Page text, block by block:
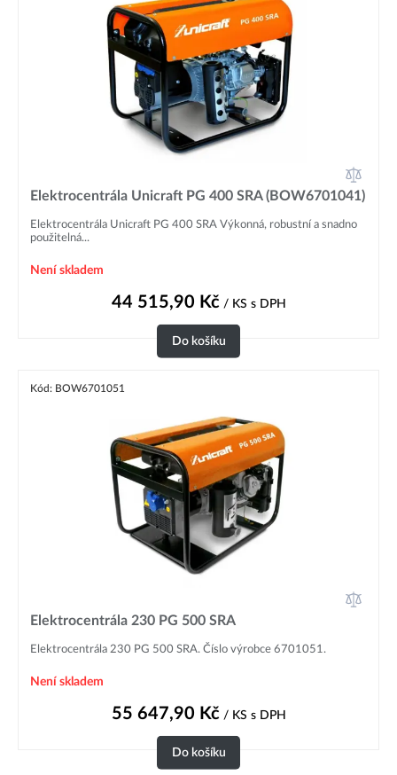
Elektrocentrála Unicraft PG 400 SRA (BOW6701041)
Elektrocentrála Unicraft PG 400 SRA Výkonná, robustní a snadno
použitelná...
Není skladem
44 515,90 Kč/ KS s DPH
Do košíku
Kód: BOW6701051
Elektrocentrála 230 PG 500 SRA
Elektrocentrála 230 PG 500 SRA. Číslo výrobce 6701051.
Není skladem
55 647,90 Kč/ KS s DPH
Do košíku